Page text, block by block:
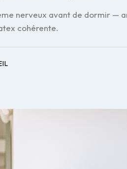
nerveux avant de dormir —
cohérente.